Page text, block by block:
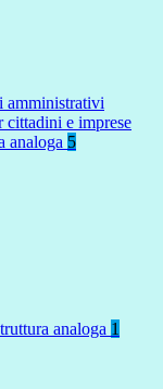
amministrativi
e imprese
analoga 5
analoga 1